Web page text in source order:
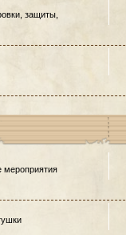
защиты,
мероприятия